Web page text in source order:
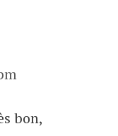
bon,